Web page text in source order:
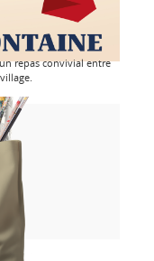
repas convivial entre